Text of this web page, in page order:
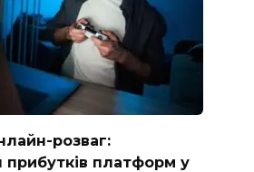
розваг:
платформ у